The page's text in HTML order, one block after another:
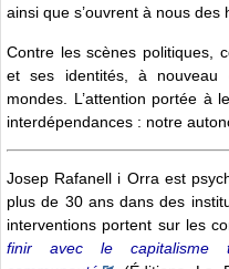
ainsi que s’ouvrent à nous des
Contre les scènes politiques,
et ses identités, à nouveau
mondes. L’attention portée à
interdépendances : notre
Josep Rafanell i Orra est
plus de 30 ans dans des
interventions portent sur les
finir avec le capitalisme